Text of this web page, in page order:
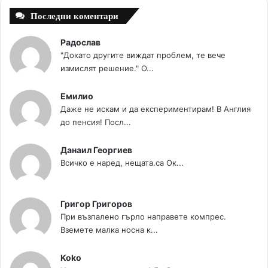
Последни коментари
Радослав
"Докато другите виждат проблем, те вече
измислят решение." О...
Емилио
Даже не искам и да експериментирам! В Англия
до пенсия! Посл...
Данаил Георгиев
Всичко е наред, нещата.са Ок...
Григор Григоров
При възпалено гърло направете компрес.
Вземете малка носна к...
Koko